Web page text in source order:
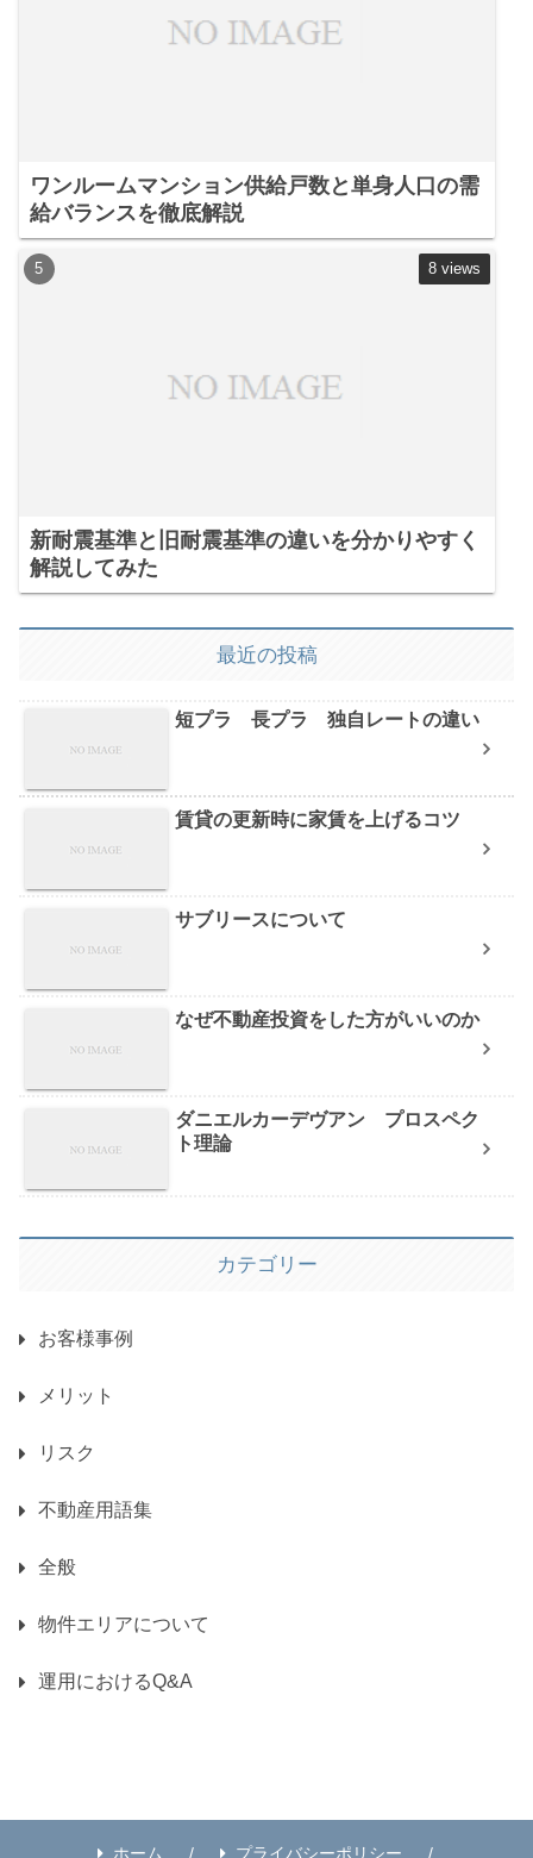
ワンルームマンション供給戸数と単身人口の需
給バランスを徹底解説
新耐震基準と旧耐震基準の違いを分かりやすく
解説してみた
8 views
最近の投稿
短プラ 長プラ 独自レートの違い
賃貸の更新時に家賃を上げるコツ
サブリースについて
なぜ不動産投資をした方がいいのか
ダニエルカーデヴアン プロスペク
ト理論
カテゴリー
お客様事例
メリット
リスク
不動産用語集
全般
物件エリアについて
運用におけるQ&A
ホーム プライバシーポリシー